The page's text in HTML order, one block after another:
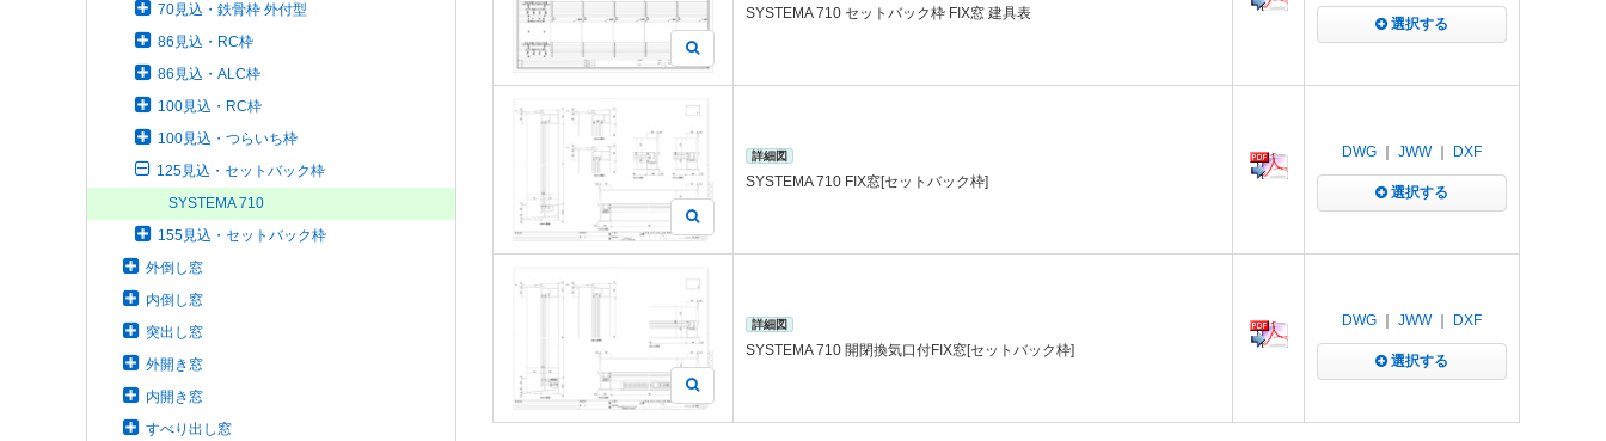
70見込・鉄骨枠 外付型
86見込・RC枠
86見込・ALC枠
100見込・RC枠
100見込・つらいち枠
125見込・セットバック枠
SYSTEMA 710
155見込・セットバック枠
外倒し窓
内倒し窓
突出し窓
外開き窓
内開き窓
すべり出し窓
SYSTEMA 710 セットバック枠 FIX窓 建具表
選択する
詳細図
SYSTEMA 710 FIX窓[セットバック枠]
DWG JWW｜ DXF
選択する
詳細図
SYSTEMA 710 開閉換気口付FIX窓[セットバック枠]
DWG JWW｜ DXF
選択する